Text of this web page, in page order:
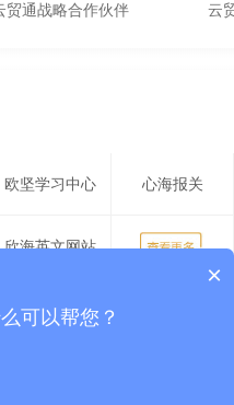
贸通战略合作伙伴 云
欧坚学习中心 心海报关
欣海英文网站
欧兴储运
×
可以帮您？